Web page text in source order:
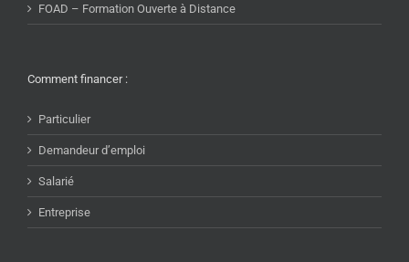
FOAD – Formation Ouverte à Distance
Comment financer :
Particulier
Demandeur d’emploi
Salarié
Entreprise